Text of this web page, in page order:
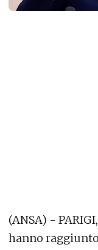
(ANSA) -
hanno